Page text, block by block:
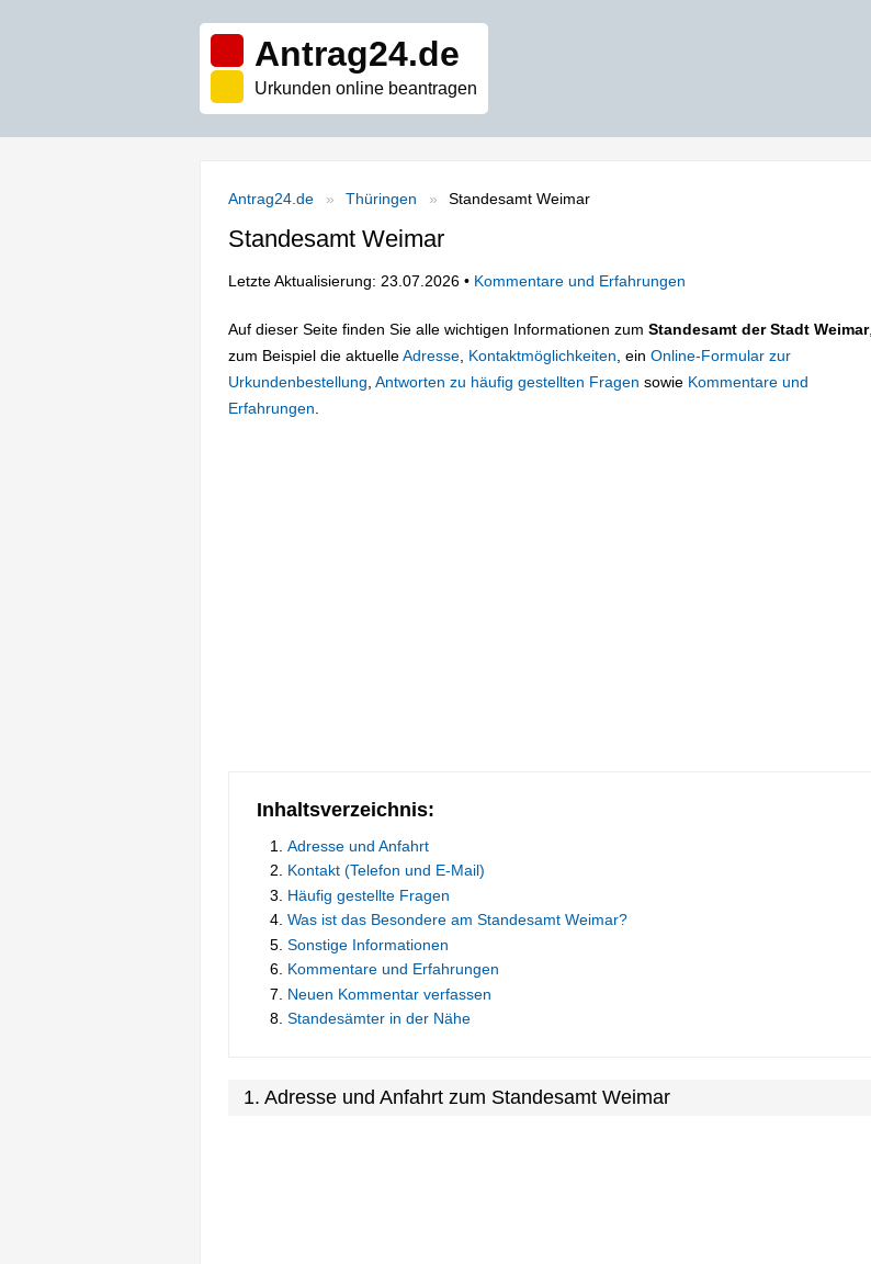
Antrag24.de
Urkunden online beantragen
Antrag24.de Thüringen Standesamt Weimar
Standesamt Weimar
Letzte Aktualisierung: 23.07.2026 • Kommentare und Erfahrungen
Auf dieser Seite finden Sie alle wichtigen Informationen zum Standesamt der Stadt Weimar,
zum Beispiel die aktuelleAdresse Kontaktmöglichkeiten , ein Online-Formular zur
Urkundenbestellung Antworten zu häufig gestellten Fragen sowie Kommentare und
Erfahrungen
Inhaltsverzeichnis:
Adresse und Anfahrt
Kontakt (Telefon und E-Mail)
Häufig gestellte Fragen
Was ist das Besondere am Standesamt Weimar?
Sonstige Informationen
Kommentare und Erfahrungen
Neuen Kommentar verfassen
Standesämter in der Nähe
1. Adresse und Anfahrt zum Standesamt Weimar